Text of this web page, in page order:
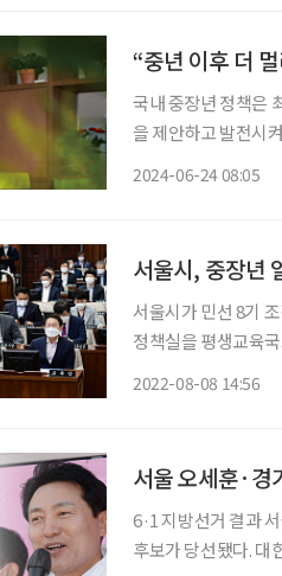
“중년 이후 더
국내 중장년 정책은
을 제안하고 발전시
2024-06-24 08:05
서울시, 중장년
서울시가 민선 8기
정책실을 평생교육
2022-08-08 14:56
서울 오세훈·경
6·1 지방선거 결과
후보가 당선됐다. 대